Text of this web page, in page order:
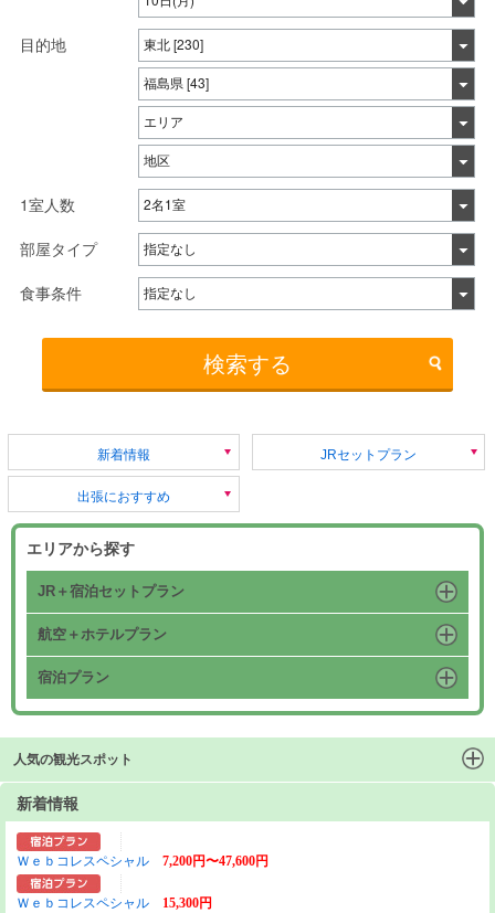
目的地
1室人数
部屋タイプ
食事条件
検索する
新着情報 JRセットプラン
出張におすすめ
エリアから探す
JR＋宿泊セットプラン
航空＋ホテルプラン
宿泊プラン
人気の観光スポット
新着情報
Ｗｅｂコレスペシャル 7,200円〜47,600円
Ｗｅｂコレスペシャル 15,300円